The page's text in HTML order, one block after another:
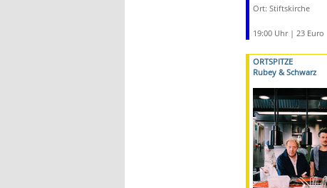
Ort: Stiftskirche
19:00 Uhr | 23 Euro
ORTSPITZE
Rubey & Schwarz